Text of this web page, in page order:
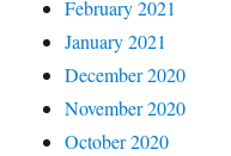
February 2021
January 2021
December 2020
November 2020
October 2020